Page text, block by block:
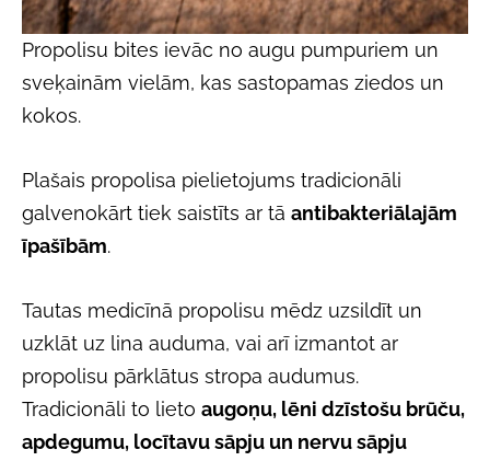
Propolisu bites ievāc no augu pumpuriem un
sveķainām vielām, kas sastopamas ziedos un
kokos.
Plašais propolisa pielietojums tradicionāli
galvenokārt tiek saistīts ar tā antibakteriālajām
īpašībām.
Tautas medicīnā propolisu mēdz uzsildīt un
uzklāt uz lina auduma, vai arī izmantot ar
propolisu pārklātus stropa audumus.
Tradicionāli to lieto augoņu, lēni dzīstošu brūču,
apdegumu, locītavu sāpju un nervu sāpju